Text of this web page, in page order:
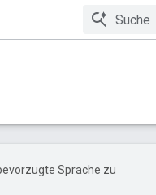
Sprache zu